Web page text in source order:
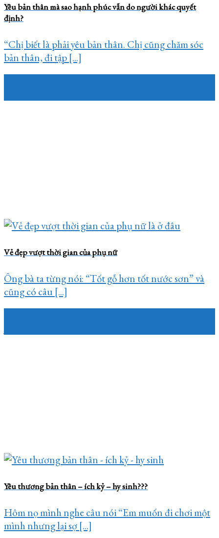
Yêu bản thân mà sao hạnh phúc vẫn do người khác quyết
định?
“Chị biết là phải yêu bản thân. Chị cũng chăm sóc
bản thân, đi tập [...]
Vẻ đẹp vượt thời gian của phụ nữ
Ông bà ta từng nói: “Tốt gỗ hơn tốt nước sơn” và
cũng có câu [...]
Yêu thương bản thân – ích kỷ – hy sinh???
Hôm nọ mình nghe câu nói “Em muốn đi chơi một
mình nhưng lại sợ [...]